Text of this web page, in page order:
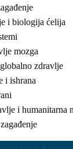
i biologija ćelija
mozga
zdravlje
i ishrana
i humanitarna